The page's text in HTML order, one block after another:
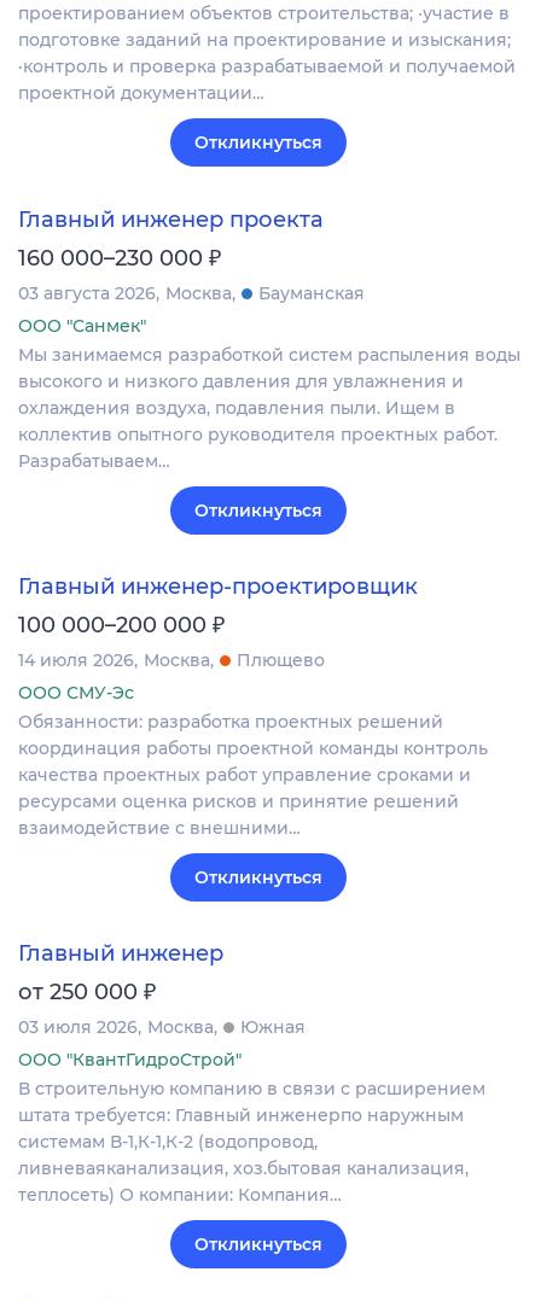
проектированием объектов строительства; ·участие в
подготовке заданий на проектирование и изыскания;
·контроль и проверка разрабатываемой и получаемой
проектной документации…
Откликнуться
Главный инженер проекта
160 000–230 000 ₽
03 августа 2026 Москва
Бауманская
ООО "Санмек"
Мы занимаемся разработкой систем распыления воды
высокого и низкого давления для увлажнения и
охлаждения воздуха, подавления пыли. Ищем в
коллектив опытного руководителя проектных работ.
Разрабатываем…
Откликнуться
Главный инженер-проектировщик
100 000–200 000 ₽
14 июля 2026 Москва
Плющево
ООО СМУ-Эс
Обязанности: разработка проектных решений
координация работы проектной команды контроль
качества проектных работ управление сроками и
ресурсами оценка рисков и принятие решений
взаимодействие с внешними…
Откликнуться
Главный инженер
от 250 000 ₽
03 июля 2026 Москва
Южная
ООО "КвантГидроСтрой"
В строительную компанию в связи с расширением
штата требуется: Главный инженерпо наружным
системам В-1,К-1,К-2 (водопровод,
ливневаяканализация, хоз.бытовая канализация,
теплосеть) О компании: Компания…
Откликнуться